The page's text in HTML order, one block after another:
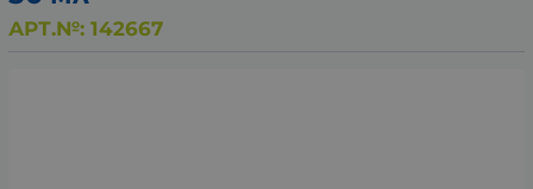
АРТ.№: 142667